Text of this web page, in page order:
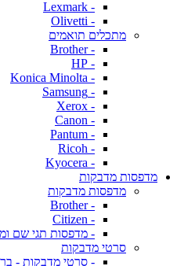
- Lexmark
- Olivetti
מתכלים תואמים
- Brother
- HP
- Konica Minolta
- Samsung
- Xerox
- Canon
- Pantum
- Ricoh
- Kyocera
מדפסות מדבקות
מדפסות מדבקות
- Brother
- Citizen
- מדפסות תגי שם
סרטי מדבקות
- סרטי מדבקות -